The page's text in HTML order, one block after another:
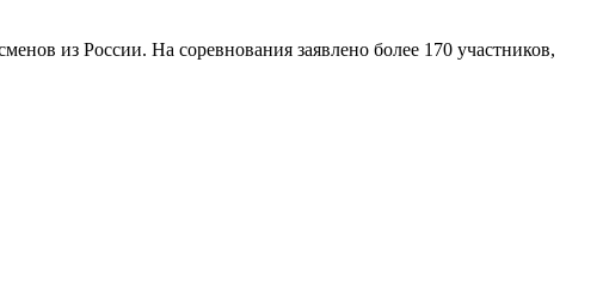
из России. На соревнования заявлено более 170 участников,